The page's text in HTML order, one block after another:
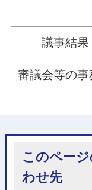
議事結果
審議会等の事
このペー
わせ先